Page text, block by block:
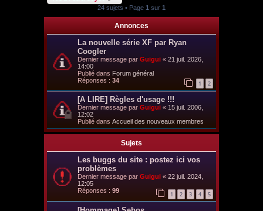
24 sujets • Page 1 sur 1
Annonces
La nouvelle série XF par Ryan
Coogler
Dernier message par Guigui « 21 juil. 2026,
14:00
Publié dans Forum général
Réponses : 34 1 2
[A LIRE] Règles d'usage !!!
Dernier message par Guigui « 15 juil. 2006,
12:02
Publié dans Accueil des nouveaux membres
Sujets
Les buggs du site : postez ici vos
problèmes
Dernier message par Guigui « 22 juil. 2024,
12:05
Réponses : 99 1 2 3 4 5